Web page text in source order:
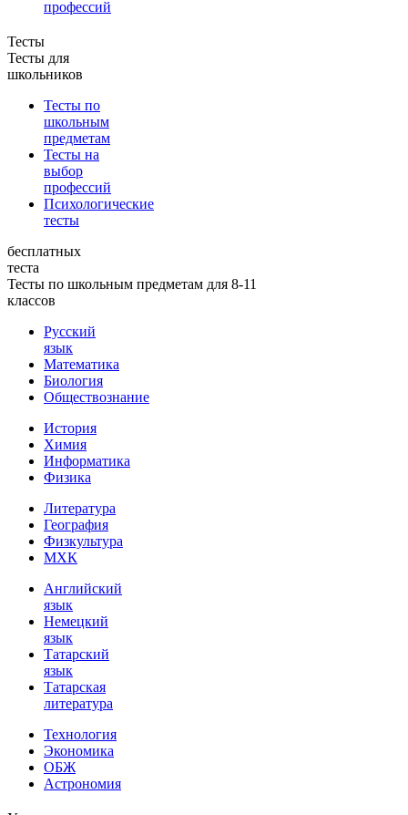
профессий
Тесты
Тесты для
школьников
Тесты по
школьным
предметам
Тесты на
выбор
профессий
Психологические
тесты
бесплатных
теста
Тесты по школьным предметам для 8-11
классов
Русский
язык
Математика
Биология
Обществознание
История
Химия
Информатика
Физика
Литература
География
Физкультура
МХК
Английский
язык
Немецкий
язык
Татарский
язык
Татарская
литература
Технология
Экономика
ОБЖ
Астрономия